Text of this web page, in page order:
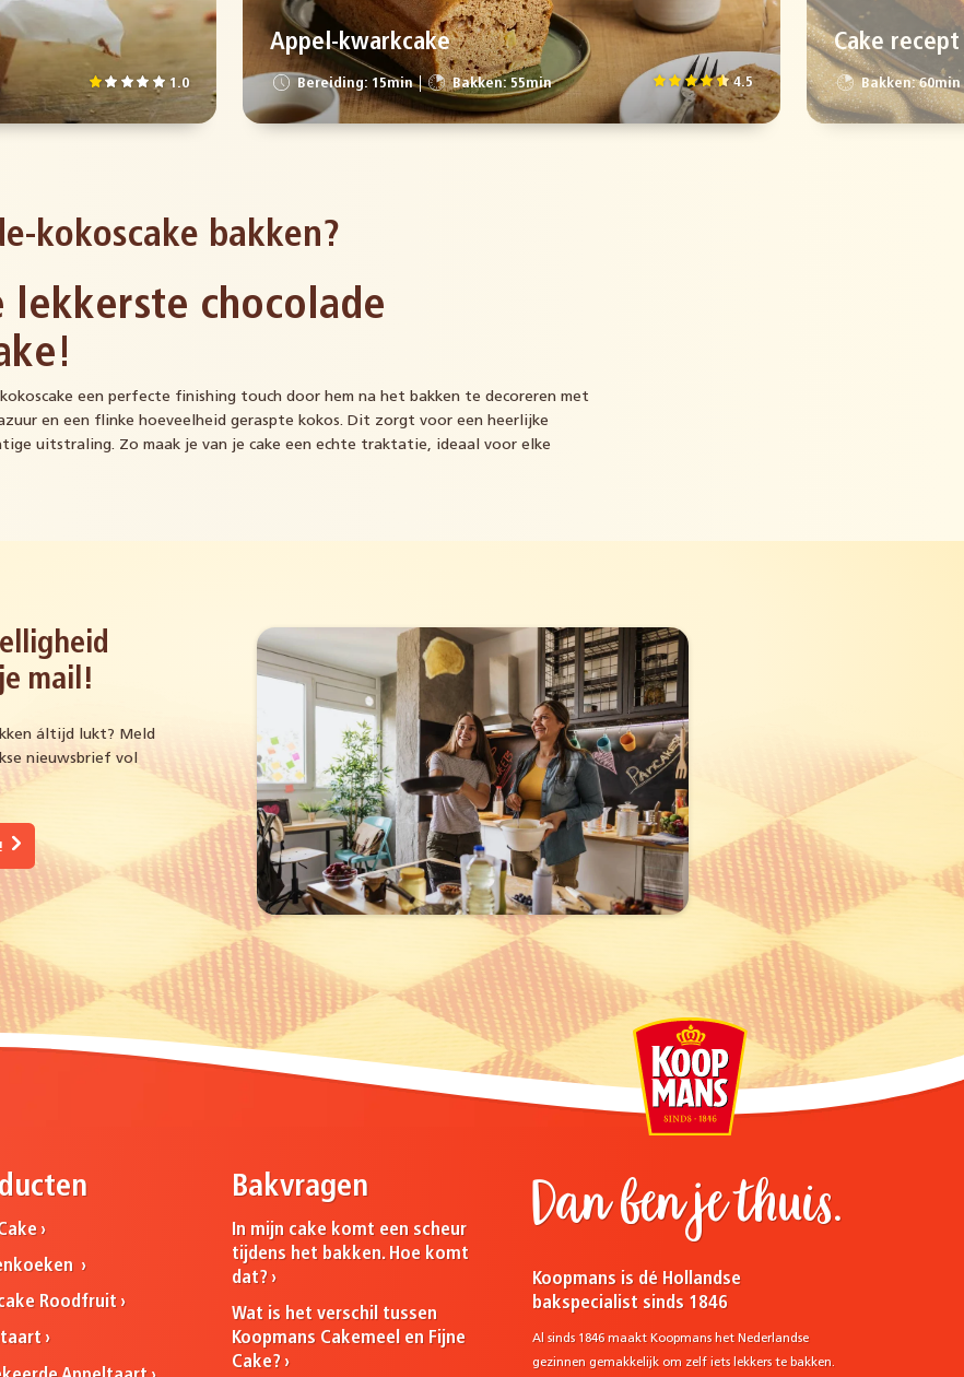
1.0
Appel-kwarkcake
Bereiding: 15min Bakken: 55min 4.5
Cake recept
Bakken: 60min
kokoscake bakken?
lekkerste chocolade
een perfecte finishing touch door hem na het bakken te decoreren met
en een flinke hoeveelheid geraspte kokos. Dit zorgt voor een heerlijke
uitstraling. Zo maak je van je cake een echte traktatie, ideaal voor elke
mail!
áltijd lukt? Meld
nieuwsbrief vol
Roodfruit
Bakvragen
In mijn cake komt een scheur
tijdens het bakken. Hoe komt
dat?
Wat is het verschil tussen
Koopmans Cakemeel en Fijne
Cake?
Dan ben je thuis.
Koopmans is dé Hollandse
bakspecialist sinds 1846
Al sinds 1846 maakt Koopmans het Nederlandse
gezinnen gemakkelijk om zelf iets lekkers te bakken.